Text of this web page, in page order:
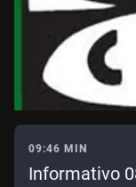
09:46 MIN
Informativo